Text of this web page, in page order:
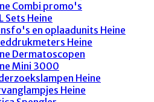
Combi promo's
Sets Heine
en oplaadunits Heine
Heine
Dermatoscopen
Mini 3000
Heine
Heine